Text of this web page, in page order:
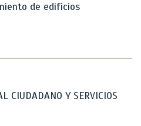
de edificios
CIUDADANO Y SERVICIOS